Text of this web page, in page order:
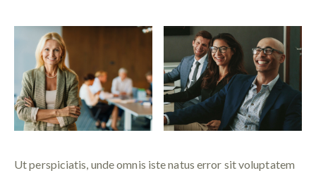
Ut perspiciatis, unde omnis iste natus error sit voluptatem